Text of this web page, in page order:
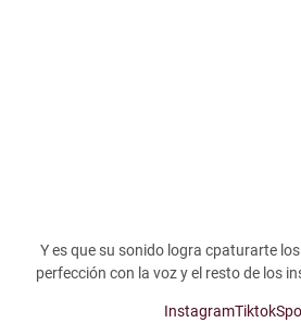
Y es que su sonido logra cpaturarte
perfección con la voz y el resto de los
InstagramTiktok